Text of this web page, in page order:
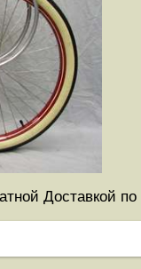
Доставкой по